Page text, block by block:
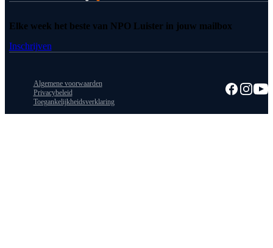
Elke week het beste van NPO Luister in jouw mailbox
Inschrijven
Algemene voorwaarden
Privacybeleid
Toegankelijkheidsverklaring